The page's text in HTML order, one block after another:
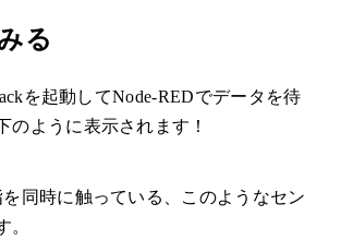
る
を起動してNode-REDでデータを待
のように表示されます！
同時に触っている、このようなセン
。